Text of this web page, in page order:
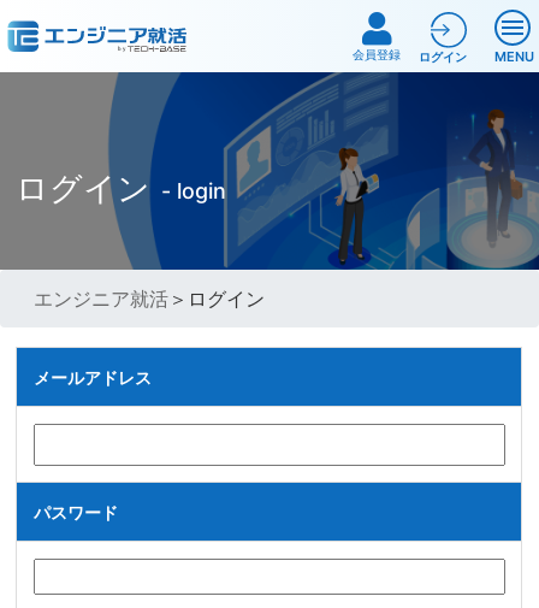
MENU
会員登録 ログイン
ログイン - login
エンジニア就活 ＞ログイン
メールアドレス
パスワード